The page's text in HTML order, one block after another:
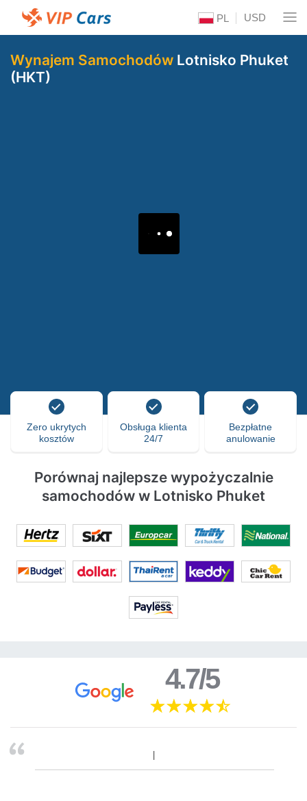
PL USD
Wynajem Samochodów Lotnisko Phuket
(HKT)
Zero ukrytych
kosztów
Obsługa klienta
24/7
Bezpłatne
anulowanie
Porównaj najlepsze wypożyczalnie
samochodów w Lotnisko Phuket
4.7/5